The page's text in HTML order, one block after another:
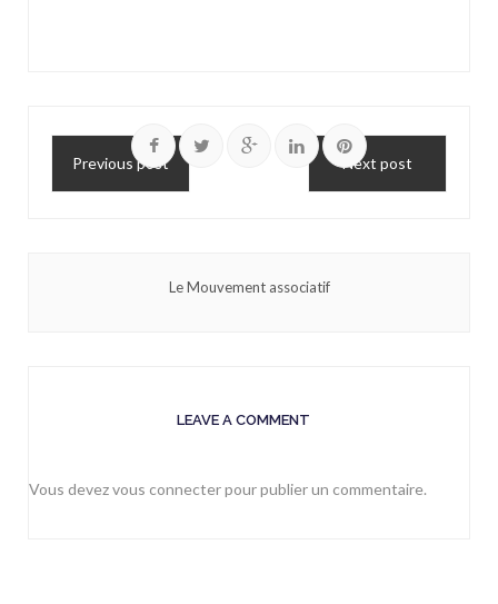
Previous post Next post
Le Mouvement associatif
LEAVE A COMMENT
Vous devezvous connecterpour publier un commentaire.